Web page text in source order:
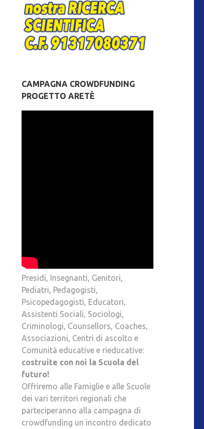
CAMPAGNA CROWDFUNDING
PROGETTO ARETÈ
Presidi, Insegnanti, Genitori,
Pediatri, Pedagogisti,
Psicopedagogisti, Educatori,
Assistenti Sociali, Sociologi,
Criminologi, Counsellors, Coaches,
Associazioni, Centri di ascolto e
Comunità educative e rieducative:
costruite con noi la Scuola del
futuro!
Offriremo alle Famiglie e alle Scuole
dei vari territori regionali che
parteciperanno alla campagna di
crowdfunding un incontro dedicato